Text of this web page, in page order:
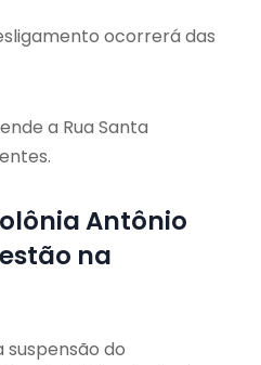
ocorrerá das
a Rua Santa
Antônio
na
suspensão do